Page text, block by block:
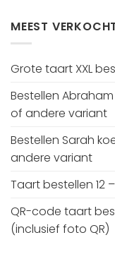
MEEST
Grote taart XXL
Bestellen
of andere variant
Bestellen Sarah
andere variant
Taart bestellen 12
QR-code taart
(inclusief foto QR)